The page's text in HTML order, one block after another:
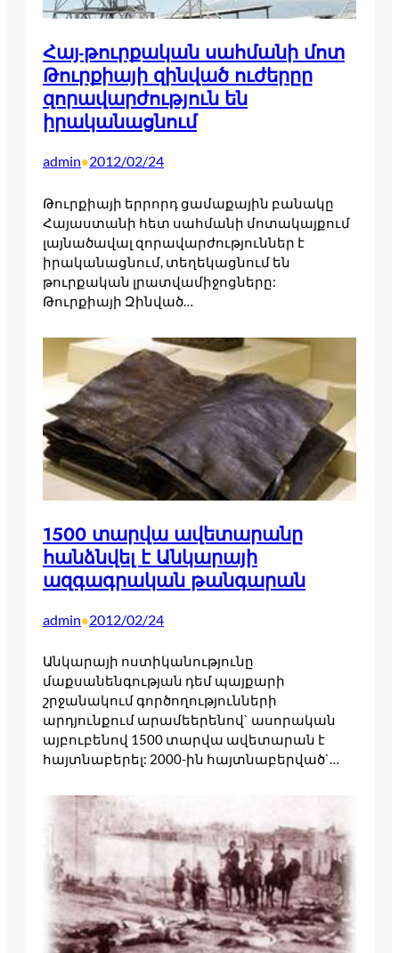
Հայ-թուրքական սահմանի մոտ
Թուրքիայի զինված ուժերըը
զորավարժություն են
իրականացնում
admin•2012/02/24
Թուրքիայի երրորդ ցամաքային բանակը
Հայաստանի հետ սահմանի մոտակայքում
լայնածավալ զորավարժություններ է
իրականացնում, տեղեկացնում են
թուրքական լրատվամիջոցները:
Թուրքիայի Զինված…
1500 տարվա ավետարանը
հանձնվել է Անկարայի
ազգագրական թանգարան
admin•2012/02/24
Անկարայի ոստիկանությունը
մաքսանենգության դեմ պայքարի
շրջանակում գործողությունների
արդյունքում արամեերենով` ասորական
այբուբենով 1500 տարվա ավետարան է
հայտնաբերել: 2000-ին հայտնաբերված`…